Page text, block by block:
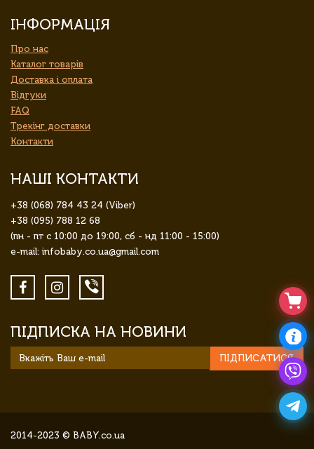
ІНФОРМАЦІЯ
Про нас
Каталог товарів
Доставка і оплата
Відгуки
FAQ
Трекінг доставки
Контакти
НАШІ КОНТАКТИ
+38 (068) 784 43 24 (Viber)
+38 (095) 788 12 68
(пн - пт с 10:00 до 19:00, сб - нд 11:00 - 15:00)
e-mail: infobaby.co.ua@gmail.com
ПІДПИСКА НА НОВИНИ
ПІДПИСАТИСЯ
2014-2023 © BABY.co.ua